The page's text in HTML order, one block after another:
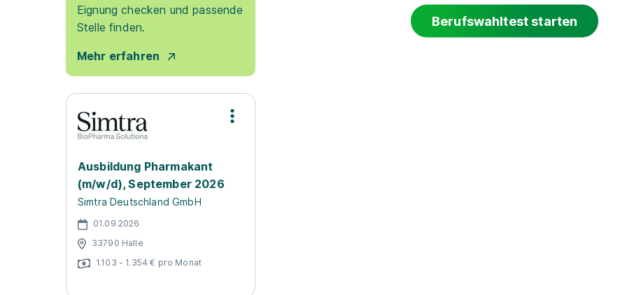
Eignung checken und passende
Stelle finden.
Mehr erfahren
Ausbildung Pharmakant
(m/w/d), September 2026
Simtra Deutschland GmbH
01.09.2026
33790 Halle
1.103 - 1.354 € pro Monat
Berufswahltest starten